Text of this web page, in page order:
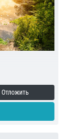
Отложить